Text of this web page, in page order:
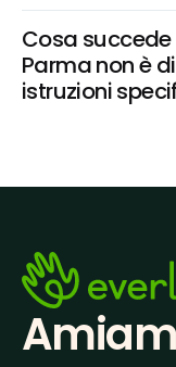
Cosa succede
Parma non è
istruzioni